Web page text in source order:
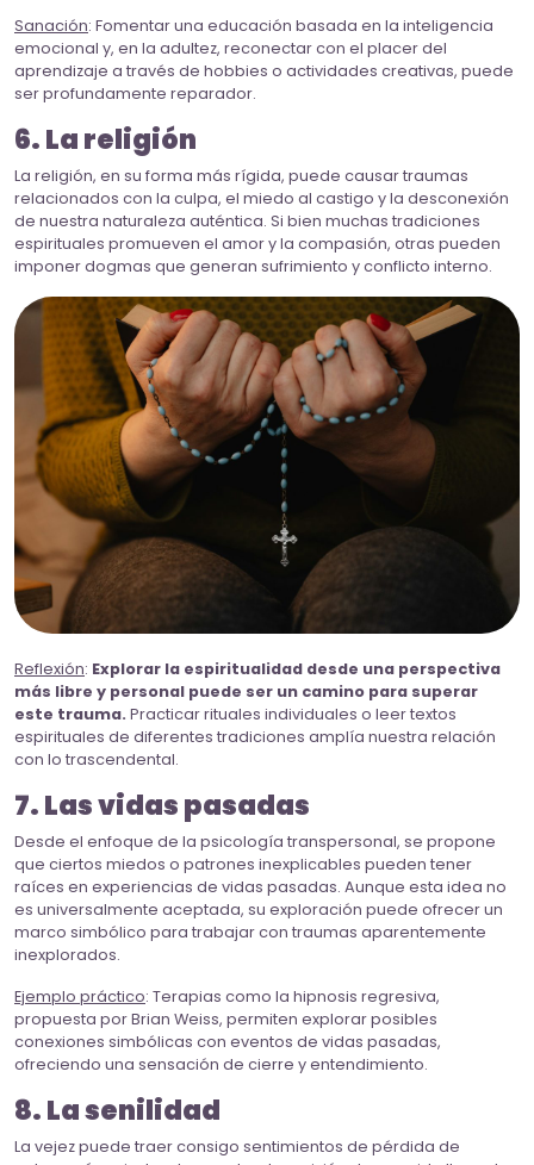
Sanación: Fomentar una educación basada en la inteligencia
emocional y, en la adultez, reconectar con el placer del
aprendizaje a través de hobbies o actividades creativas, puede
ser profundamente reparador.
6. La religión
La religión, en su forma más rígida, puede causar traumas
relacionados con la culpa, el miedo al castigo y la desconexión
de nuestra naturaleza auténtica. Si bien muchas tradiciones
espirituales promueven el amor y la compasión, otras pueden
imponer dogmas que generan sufrimiento y conflicto interno.
Reflexión: Explorar la espiritualidad desde una perspectiva
más libre y personal puede ser un camino para superar
este trauma. Practicar rituales individuales o leer textos
espirituales de diferentes tradiciones amplía nuestra relación
con lo trascendental.
7. Las vidas pasadas
Desde el enfoque de la psicología transpersonal, se propone
que ciertos miedos o patrones inexplicables pueden tener
raíces en experiencias de vidas pasadas. Aunque esta idea no
es universalmente aceptada, su exploración puede ofrecer un
marco simbólico para trabajar con traumas aparentemente
inexplorados.
Ejemplo práctico: Terapias como la hipnosis regresiva,
propuesta por Brian Weiss, permiten explorar posibles
conexiones simbólicas con eventos de vidas pasadas,
ofreciendo una sensación de cierre y entendimiento.
8. La senilidad
La vejez puede traer consigo sentimientos de pérdida de